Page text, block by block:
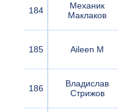
184
Механик
Маклаков
185 Aileen M
186
Владислав
Стрижов